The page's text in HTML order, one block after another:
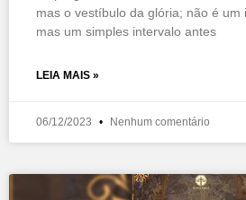
mas o vestíbulo da glória; não é um
mas um simples intervalo antes
LEIA MAIS »
06/12/2023 Nenhum comentário